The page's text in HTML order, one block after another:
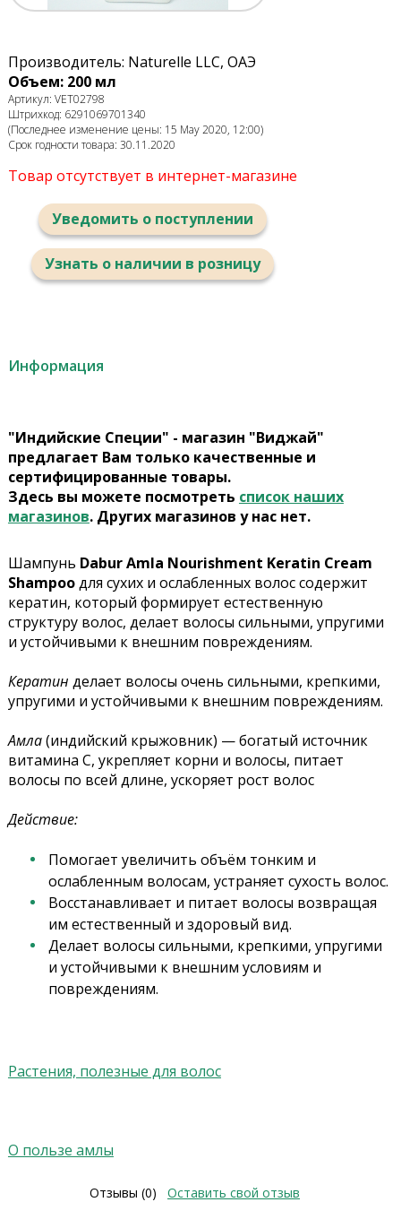
Производитель: Naturelle LLC, ОАЭ
Объем: 200 мл
Артикул: VET02798
Штрихкод: 6291069701340
(Последнее изменение цены: 15 May 2020, 12:00)
Срок годности товара: 30.11.2020
Товар отсутствует в интернет-магазине
Уведомить о поступлении
Узнать о наличии в розницу
Информация
"Индийские Специи" - магазин "Виджай"
предлагает Вам только качественные и
сертифицированные товары.
Здесь вы можете посмотреть список наших
магазинов. Других магазинов у нас нет.
Шампунь Dabur Amla Nourishment Keratin Cream
Shampooдля сухих и ослабленных волос содержит
кератин, который формирует естественную
структуру волос, делает волосы сильными, упругими
и устойчивыми к внешним повреждениям.
Кератин делает волосы очень сильными, крепкими,
упругими и устойчивыми к внешним повреждениям.
Амла(индийский крыжовник) — богатый источник
витамина С, укрепляет корни и волосы, питает
волосы по всей длине, ускоряет рост волос
Действие:
Помогает увеличить объём тонким и
ослабленным волосам, устраняет сухость волос.
Восстанавливает и питает волосы возвращая
им естественный и здоровый вид.
Делает волосы сильными, крепкими, упругими
и устойчивыми к внешним условиям и
повреждениям.
Растения, полезные для волос
О пользе амлы
Отзывы (0) Оставить свой отзыв